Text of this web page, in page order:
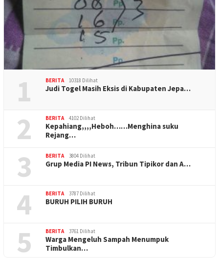
1 BERITA 10318 Dilihat
Judi Togel Masih Eksis di Kabupaten Jepa…
2 BERITA 4102 Dilihat
Kepahiang,,,,Heboh……Menghina suku
Rejang…
3 BERITA 3804 Dilihat
Grup Media PI News, Tribun Tipikor dan A…
4 BERITA 3787 Dilihat
BURUH PILIH BURUH
5 BERITA 3761 Dilihat
Warga Mengeluh Sampah Menumpuk
Timbulkan…